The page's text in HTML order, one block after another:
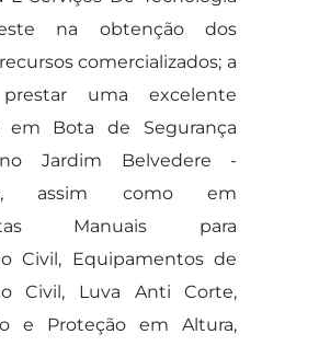
na obtenção dos
comercializados; a
uma excelente
em Bota de Segurança
Jardim Belvedere -
assim como em
Manuais para
Civil, Equipamentos de
Civil, Luva Anti Corte,
e Proteção em Altura,